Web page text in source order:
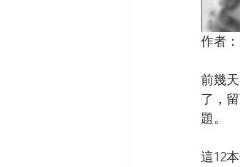
作者
前幾
了，
題。
這12